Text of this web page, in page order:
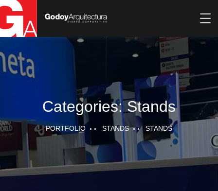
Categories:Stands
PORTFOLIO STANDS STANDS